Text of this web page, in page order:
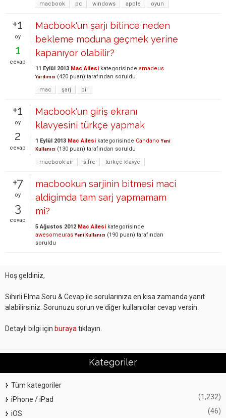
macbook
pc windows apple oyun
+1
oy
1
cevap
Macbook'un şarjı bitince neden
bekleme moduna geçmek yerine
kapanıyor olabilir?
11 Eylül 2013 Mac Ailesi kategorisinde amadeus
Yardımcı (420 puan) tarafından soruldu
mac
şarj pil
+1
oy
2
cevap
Macbook'un giriş ekranı
klavyesini türkçe yapmak
1 Eylül 2013 Mac Ailesi kategorisinde Candano Yeni
Kullanıcı (130 puan) tarafından soruldu
macbook-air
şifre türkçe-klavye
+7
oy
3
cevap
macbookun sarjinin bitmesi maci
aldigimda tam sarj yapmamam
mi?
5 Ağustos 2012 Mac Ailesi kategorisinde
awesomeuras Yeni Kullanıcı (190 puan) tarafından
soruldu
Hoş geldiniz,
Sihirli Elma Soru & Cevap ile sorularınıza en kısa zamanda yanıt
alabilirsiniz. Sorunuzu sorun ve diğer kullanıcılar cevap versin.
Detaylı bilgi için buraya tıklayın.
Kategoriler
Tüm kategoriler
iPhone / iPad
(1,232)
iOS (46)